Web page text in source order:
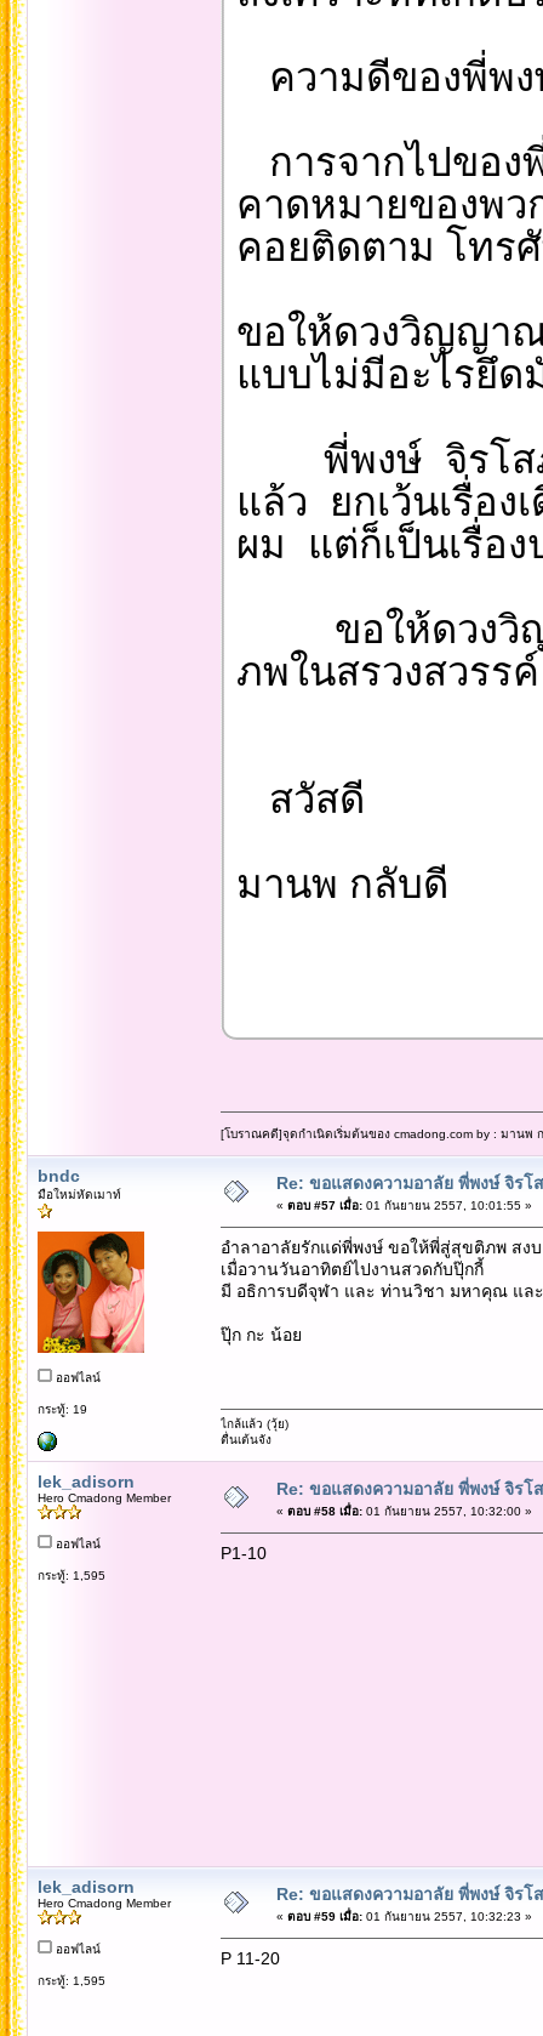
ความดีของพี่พง
การจากไปของ
คาดหมายของพว
คอยติดตาม โทร
ขอให้ดวงวิญญา
แบบไม่มีอะไรยึ
พี่พงษ์ จิรโสภ
แล้ว ยกเว้นเรื่อง
ผม แต่ก็เป็นเรื่อ
ขอให้ดวงวิญ
ภพในสรวงสวรร
สวัสดี
มานพ กลับดี
[โบราณคดี]จุดกำเนิดเริ่มต้นของ cmadong.com by : มานพ
bndc
มือใหม่หัดเมาท์
ออฟไลน์
กระทู้: 19
Re: ขอแสดงความอาลัย พี่พงษ์ จิร
« ตอบ #57 เมื่อ:01 กันยายน 2557, 10:01:55 »
อำลาอาลัยรักแด่พี่พงษ์ ขอให้พี่สู่สุขติภพ สง
เมื่อวานวันอาทิตย์ไปงานสวดกับปุ๊กกี้
มี อธิการบดีจุฬา และ ท่านวิชา มหาคุณ แล
ปุ๊ก กะ น้อย
ไกล้แล้ว (วุ้ย)
ตื่นเต้นจัง
lek_adisorn
Hero Cmadong Member
ออฟไลน์
กระทู้: 1,595
Re: ขอแสดงความอาลัย พี่พงษ์ จิร
« ตอบ #58 เมื่อ:01 กันยายน 2557, 10:32:00 »
P1-10
lek_adisorn
Hero Cmadong Member
ออฟไลน์
กระทู้: 1,595
Re: ขอแสดงความอาลัย พี่พงษ์ จิร
« ตอบ #59 เมื่อ:01 กันยายน 2557, 10:32:23 »
P 11-20